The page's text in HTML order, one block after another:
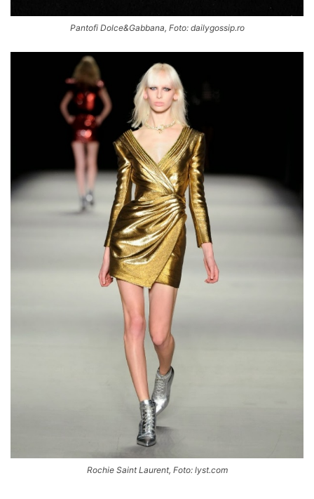
Pantofi Dolce&Gabbana, Foto: dailygossip.ro
Rochie Saint Laurent, Foto: lyst.com